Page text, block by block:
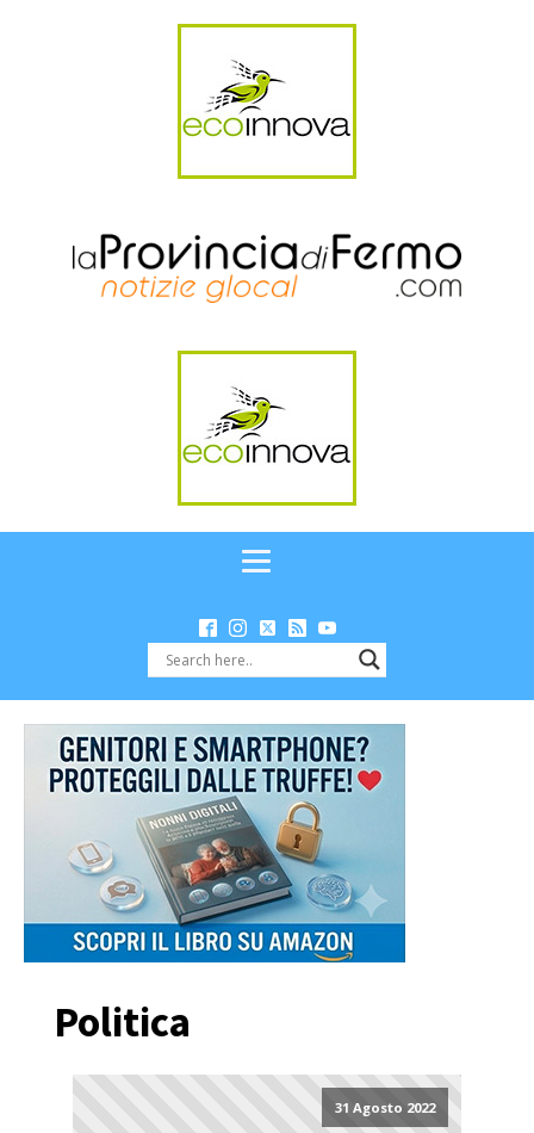
Politica
31 Agosto 2022